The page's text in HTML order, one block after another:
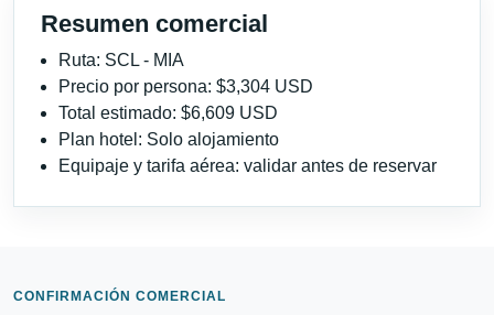
Resumen comercial
Ruta: SCL - MIA
Precio por persona: $3,304 USD
Total estimado: $6,609 USD
Plan hotel: Solo alojamiento
Equipaje y tarifa aérea: validar antes de reservar
CONFIRMACIÓN COMERCIAL